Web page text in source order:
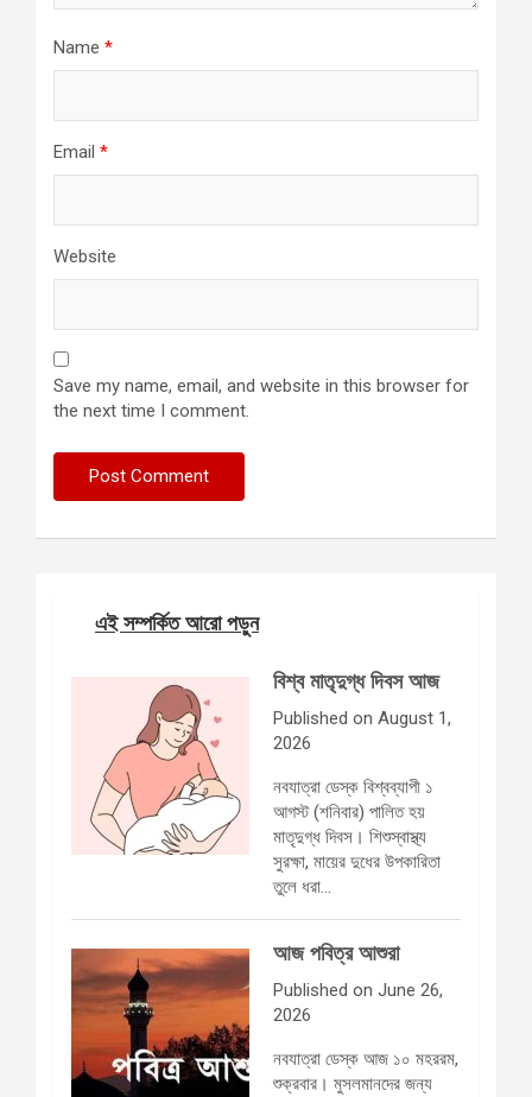
Name *
Email *
Website
Save my name, email, and website in this browser for
the next time I comment.
এই সম্পর্কিত আরো পড়ুন
বিশ্ব মাতৃদুগ্ধ দিবস আজ
Published on August 1,
2026
নবযাত্রা ডেস্ক বিশ্বব্যাপী ১
আগস্ট (শনিবার) পালিত হয়
মাতৃদুগ্ধ দিবস। শিশুস্বাস্থ্য
সুরক্ষা, মায়ের দুধের উপকারিতা
তুলে ধরা…
আজ পবিত্র আশুরা
Published on June 26,
2026
নবযাত্রা ডেস্ক আজ ১০ মহররম,
শুক্রবার। মুসলমানদের জন্য